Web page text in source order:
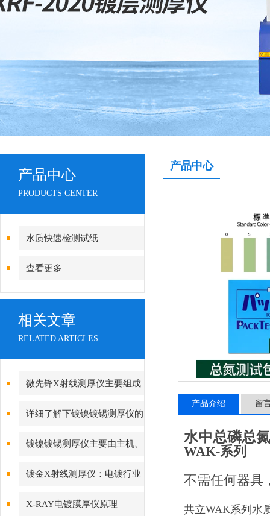
产品中心
PRODUCTS CENTER
水质快速检测试纸
查看更多
相关文章
RELATED ARTICLES
微先锋X射线测厚仪主要组成
和工作原理说明
详细了解下镀镍镀锡测厚仪的
校准与维护
镀镍镀锡测厚仪主要由主机、
测试头、计算机等部分组成
镀金X射线测厚仪：电镀行业
品质管控的“火眼金睛”
X-RAY电镀膜厚仪原理
产品中心
产品介绍 留
水中总磷总
WAK-系列
不需任何器具
共立WAK系列水